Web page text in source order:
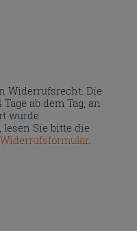
Widerrufsrecht. Die
ab dem Tag, an
wurde.
Sie bitte die
.